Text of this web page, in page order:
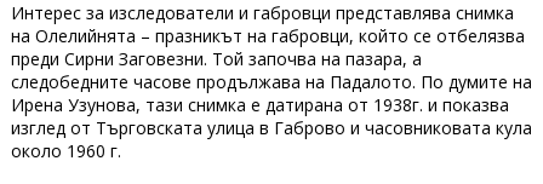
Интерес за изследователи и габровци представлява снимка
на Олелийнята – празникът на габровци, който се отбелязва
преди Сирни Заговезни. Той започва на пазара, а
следобедните часове продължава на Падалото. По думите на
Ирена Узунова, тази снимка е датирана от 1938г. и показва
изглед от Търговската улица в Габрово и часовниковата кула
около 1960 г.